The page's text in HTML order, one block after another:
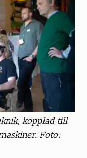
kopplad till
Foto: